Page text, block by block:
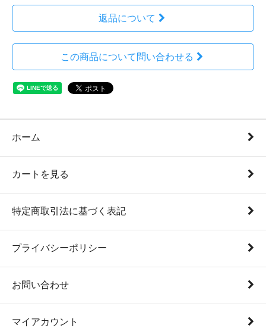
返品について
この商品について問い合わせる
ホーム
カートを見る
特定商取引法に基づく表記
プライバシーポリシー
お問い合わせ
マイアカウント